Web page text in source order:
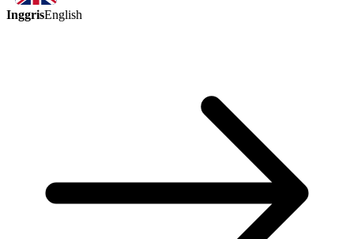
InggrisEnglish